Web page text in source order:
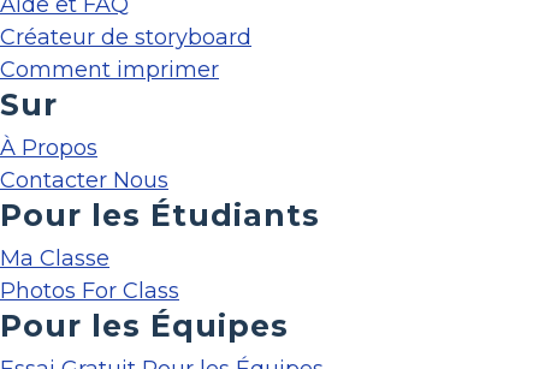
Créateur de storyboard
Comment imprimer
Sur
À Propos
Contacter Nous
Pour les Étudiants
Ma Classe
Photos For Class
Pour les Équipes